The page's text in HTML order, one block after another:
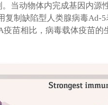
当动物体内完成基因内
制缺陷型人类腺病毒
苗相比，病毒载体疫苗